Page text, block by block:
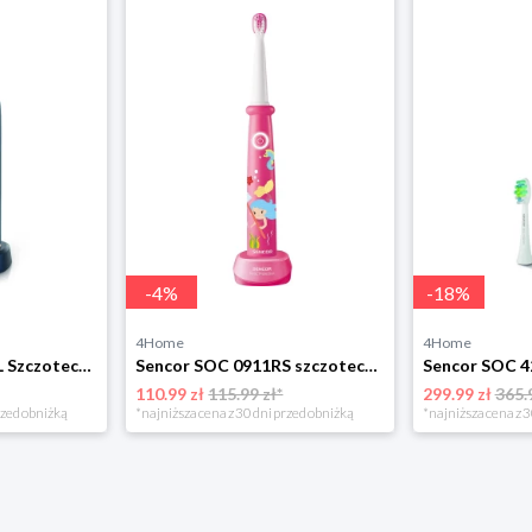
Sencor SOC 4200BL Szczoteczka do zębów
obniżką
-4%
4Home
Sencor SOC 0911RS szczoteczka do zębów dla dzieci, różowy
110.99 zł115.99 zł*
*najniższa cena z 30 dni przed obniżką
-18%
4Home
299.99 zł
*najniższa cena z